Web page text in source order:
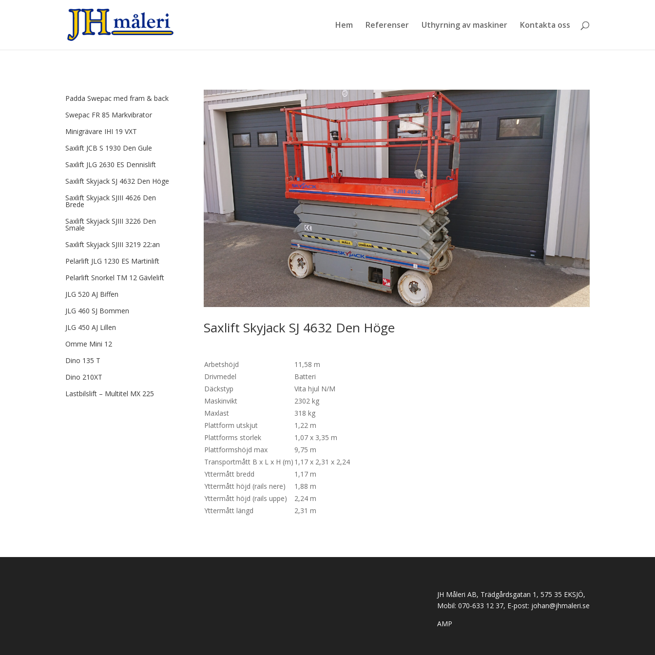
Hem Referenser Uthyrning av maskiner Kontakta oss
Padda Swepac med fram & back
Swepac FR 85 Markvibrator
Minigrävare IHI 19 VXT
Saxlift JCB S 1930 Den Gule
Saxlift JLG 2630 ES Dennislift
Saxlift Skyjack SJ 4632 Den Höge
Saxlift Skyjack SJIII 4626 Den
Brede
Saxlift Skyjack SJIII 3226 Den
Smale
Saxlift Skyjack SJIII 3219 22:an
Pelarlift JLG 1230 ES Martinlift
Pelarlift Snorkel TM 12 Gävlelift
JLG 520 AJ Biffen
JLG 460 SJ Bommen
JLG 450 AJ Lillen
Omme Mini 12
Dino 135 T
Dino 210XT
Lastbilslift – Multitel MX 225
Saxlift Skyjack SJ 4632 Den Höge
Arbetshöjd
11,58 m
Drivmedel
Batteri
Däckstyp
Vita hjul N/M
Maskinvikt
2302 kg
Maxlast
318 kg
Plattform utskjut
1,22 m
Plattforms storlek
1,07 x 3,35 m
Plattformshöjd max
9,75 m
Transportmått B x L x H (m) 1,17 x 2,31 x 2,24
Yttermått bredd
1,17 m
Yttermått höjd (rails nere)
1,88 m
Yttermått höjd (rails uppe)
2,24 m
Yttermått längd
2,31 m
JH Måleri AB, Trädgårdsgatan 1, 575 35 EKSJÖ,
Mobil: 070-633 12 37, E-post: johan@jhmaleri.se
AMP